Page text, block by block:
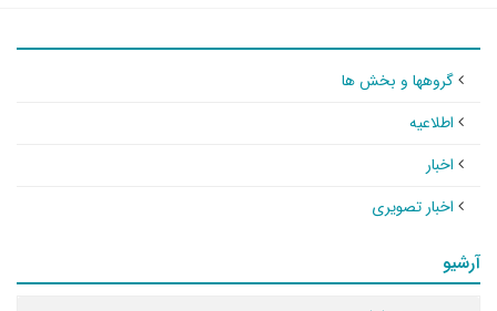
گروهها و بخش ها
اطلاعیه
اخبار
اخبار تصویری
آرشیو